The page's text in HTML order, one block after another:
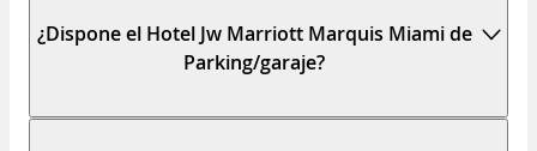
¿Dispone el Hotel Jw Marriott Marquis Miami de
Parking/garaje?